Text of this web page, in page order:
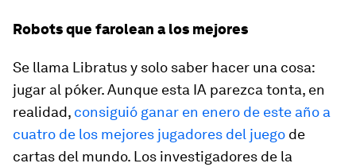
Robots que farolean a los mejores
Se llama Libratus y solo saber hacer una cosa:
jugar al póker. Aunque esta IA parezca tonta, en
realidad, consiguió ganar en enero de este año a
cuatro de los mejores jugadores del juego de
cartas del mundo. Los investigadores de la